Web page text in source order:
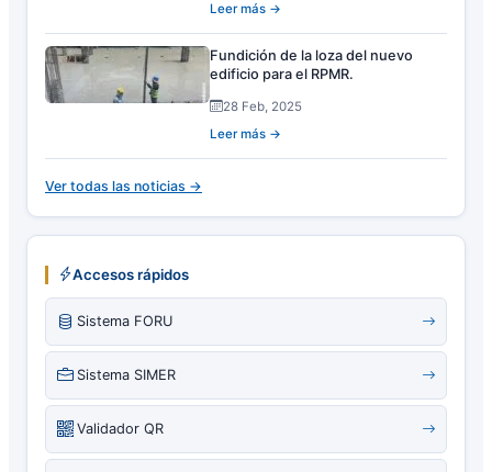
Leer más →
Fundición de la loza del nuevo
edificio para el RPMR.
28 Feb, 2025
Leer más →
Ver todas las noticias →
Accesos rápidos
Sistema FORU
Sistema SIMER
Validador QR